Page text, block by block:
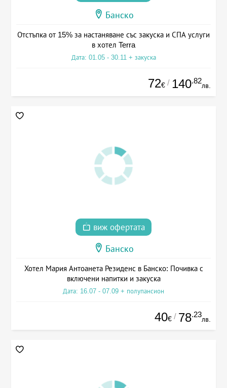
Банско
Отстъпка от 15% за настаняване със закуска и СПА услуги
в хотел Terra
Дата: 01.05 - 30.11 + закуска
72€ / 140.82
лв.
виж офертата
Банско
Хотел Мария Антоанета Резиденс в Банско: Почивка с
включени напитки и закуска
Дата: 16.07 - 07.09 + полупансион
40€ / 78.23
лв.